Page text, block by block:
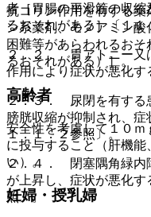
抗コリン作用を有する
ン系薬剤、モノアミン
困難等があらわれるお
るおそれがある）］。
高齢者
安全性を考慮して１０
に投与すること（肝機
い）。
妊婦・授乳婦
者［胃腸の平滑筋の収
るおそれがある］〔１１
２．２． 胃アトニー又
作用により症状が悪化す
２．３． 尿閉を有する
膀胱収縮が抑制され、症
１．１．２参照〕。
２．４． 閉塞隅角緑内
が上昇し、症状が悪化
照〕。